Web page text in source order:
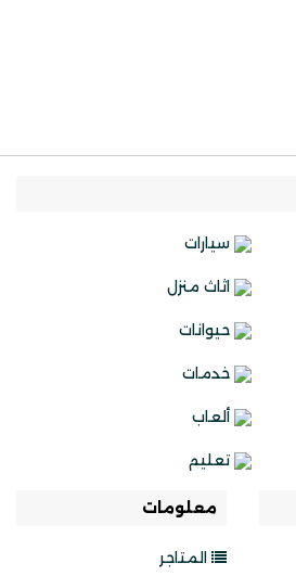
سيارات
اثاث منزل
حيوانات
خدمات
ألعاب
تعليم
معلومات
المتاجر